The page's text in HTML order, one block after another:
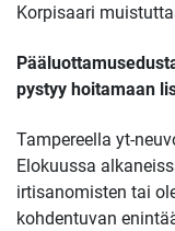
Korpisaari
pystyy hoitamaan
Tampereella yt-
Elokuussa
irtisanomisten tai
kohdentuvan